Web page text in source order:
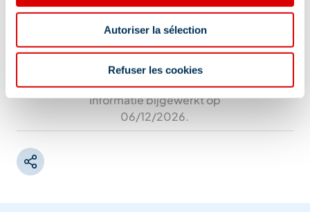
Autoriser la sélection
Refuser les cookies
Informatie bijgewerkt op
06/12/2026.